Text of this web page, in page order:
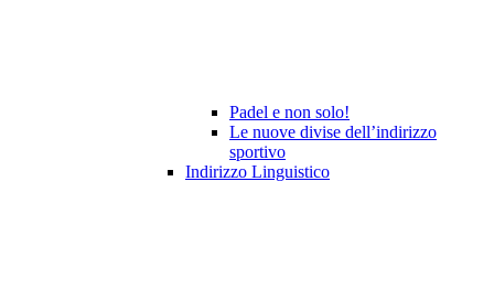
Padel e non solo!
Le nuove divise dell’indirizzo
sportivo
Indirizzo Linguistico